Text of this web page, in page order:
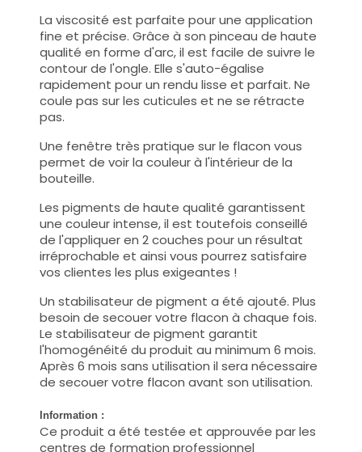
La viscosité est parfaite pour une application
fine et précise. Grâce à son pinceau de haute
qualité en forme d'arc, il est facile de suivre le
contour de l'ongle. Elle s'auto-égalise
rapidement pour un rendu lisse et parfait. Ne
coule pas sur les cuticules et ne se rétracte
pas.
Une fenêtre très pratique sur le flacon vous
permet de voir la couleur à l'intérieur de la
bouteille.
Les pigments de haute qualité garantissent
une couleur intense, il est toutefois conseillé
de l'appliquer en 2 couches pour un résultat
irréprochable et ainsi vous pourrez satisfaire
vos clientes les plus exigeantes !
Un stabilisateur de pigment a été ajouté. Plus
besoin de secouer votre flacon à chaque fois.
Le stabilisateur de pigment garantit
l'homogénéité du produit au minimum 6 mois.
Après 6 mois sans utilisation il sera nécessaire
de secouer votre flacon avant son utilisation.
Information :
Ce produit a été testée et approuvée par les
centres de formation professionnel